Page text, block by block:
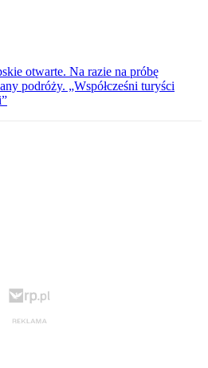
otwarte. Na razie na próbę
podróży. „Współcześni turyści